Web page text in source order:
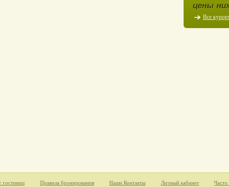
цены
Все
гостиниц Правила бронирования Наши Контакты Личный кабинет Часто